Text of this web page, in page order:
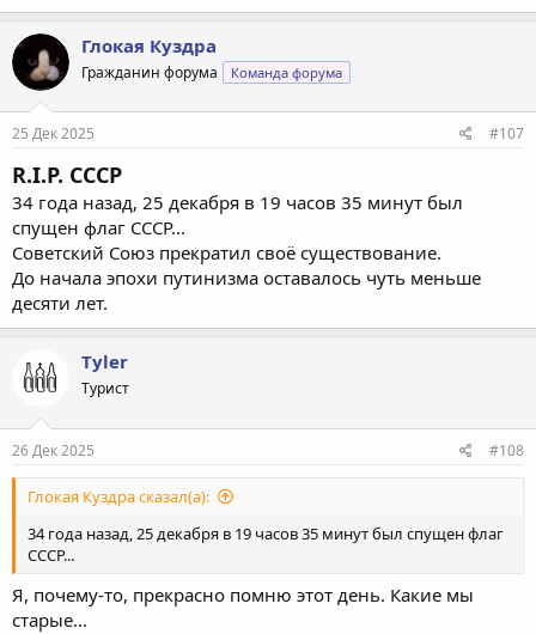
Глокая Куздра
Гражданин форума Команда форума
25 Дек 2025 #107
R.I.P. СССР
34 года назад, 25 декабря в 19 часов 35 минут был
спущен флаг СССР...
Советский Союз прекратил своё существование.
До начала эпохи путинизма оставалось чуть меньше
десяти лет.
Tyler
Турист
26 Дек 2025 #108
Глокая Куздра сказал(а):
34 года назад, 25 декабря в 19 часов 35 минут был спущен флаг
СССР...
Я, почему-то, прекрасно помню этот день. Какие мы
старые...